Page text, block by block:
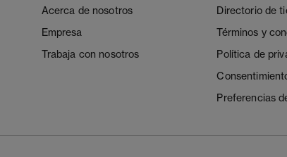
Acerca de nosotros
Empresa
Trabaja con nosotros
Directorio de
Términos y
Política de
Preferencias